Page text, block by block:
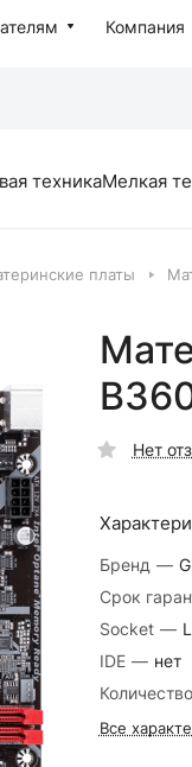
Компания
техникаМелкая
платы
Нет
Бренд —
Срок
Socket —
IDE — нет
Все